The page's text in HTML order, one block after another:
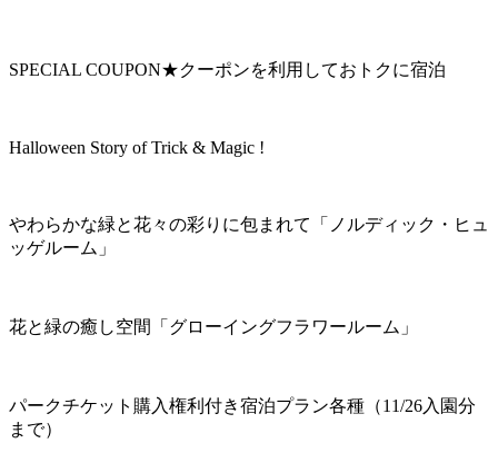
SPECIAL COUPON★クーポンを利用しておトクに宿泊
Halloween Story of Trick & Magic !
やわらかな緑と花々の彩りに包まれて「ノルディック・ヒュ
ッゲルーム」
花と緑の癒し空間「グローイングフラワールーム」
パークチケット購入権利付き宿泊プラン各種（11/26入園分
まで）